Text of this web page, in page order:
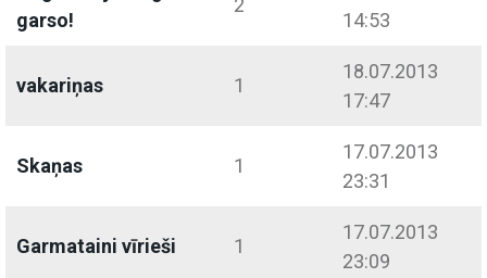
garso!
2
14:53
vakariņas 1
18.07.2013
17:47
Skaņas 1
17.07.2013
23:31
Garmataini vīrieši 1
17.07.2013
23:09